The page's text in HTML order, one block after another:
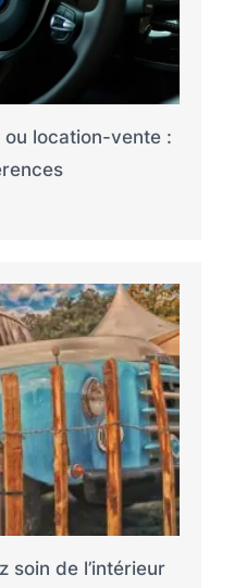
location-vente :
soin de l’intérieur